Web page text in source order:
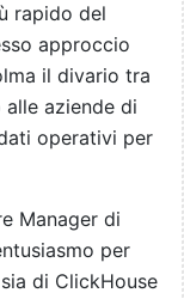
rapido del
approccio
il divario tra
aziende di
operativi per
Manager di
per
di ClickHouse